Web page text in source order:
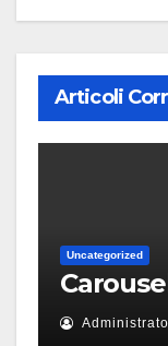
Articoli
Uncategorized